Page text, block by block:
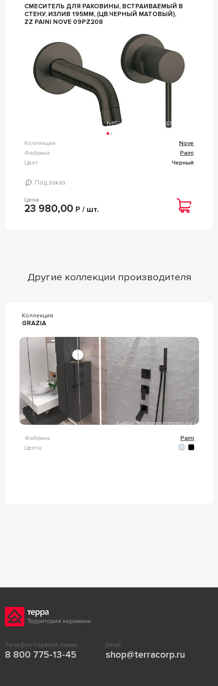
СМЕСИТЕЛЬ ДЛЯ РАКОВИНЫ, ВСТРАИВАЕМЫЙ В
СТЕНУ, ИЗЛИВ 195ММ, (ЦВ.ЧЕРНЫЙ МАТОВЫЙ),
ZZ PAINI NOVE 09PZ208
Коллекция
Nove
Фабрика
Paini
Цвет
Черный
Под заказ
Цена
23 980,00 Р / шт.
Другие коллекции производителя
Коллекция
GRAZIA
Фабрика:
Paini
Цвета:
Телефон горячей линии
8 800 775-13-45
Email
shop@terracorp.ru